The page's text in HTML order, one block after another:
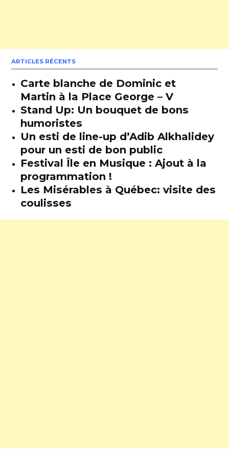
ARTICLES RÉCENTS
Carte blanche de Dominic et
Martin à la Place George – V
Stand Up: Un bouquet de bons
humoristes
Un esti de line-up d’Adib Alkhalidey
pour un esti de bon public
Festival Île en Musique : Ajout à la
programmation !
Les Misérables à Québec: visite des
coulisses